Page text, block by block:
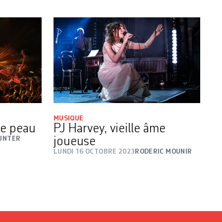
peau
MUSIQUE
PJ Harvey, vieille âme
joueuse
LUNDI 16 OCTOBRE 2023 RODERIC MOUNIR